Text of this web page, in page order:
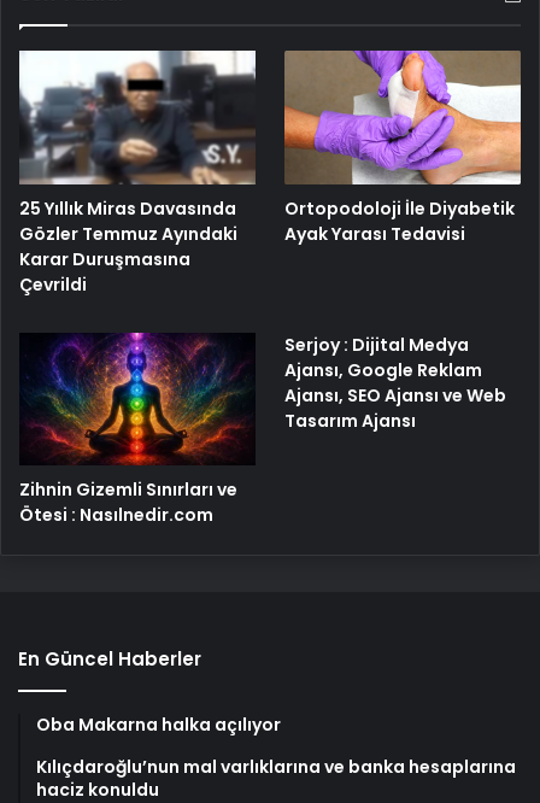
25 Yıllık Miras Davasında
Gözler Temmuz Ayındaki
Karar Duruşmasına
Çevrildi
Ortopodoloji İle Diyabetik
Ayak Yarası Tedavisi
Zihnin Gizemli Sınırları ve
Ötesi : Nasılnedir.com
Serjoy : Dijital Medya
Ajansı, Google Reklam
Ajansı, SEO Ajansı ve Web
Tasarım Ajansı
En Güncel Haberler
Oba Makarna halka açılıyor
Kılıçdaroğlu’nun mal varlıklarına ve banka hesaplarına
haciz konuldu